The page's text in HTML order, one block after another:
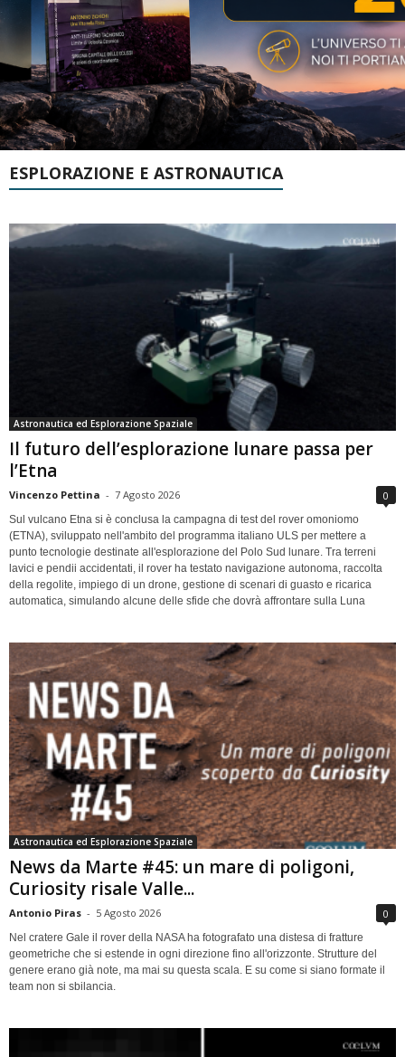
ESPLORAZIONE E ASTRONAUTICA
Astronautica ed Esplorazione Spaziale
Il futuro dell’esplorazione lunare passa per
l’Etna
Vincenzo Pettina - 7 Agosto 2026 0
Sul vulcano Etna si è conclusa la campagna di test del rover omoniomo
(ETNA), sviluppato nell'ambito del programma italiano ULS per mettere a
punto tecnologie destinate all'esplorazione del Polo Sud lunare. Tra terreni
lavici e pendii accidentati, il rover ha testato navigazione autonoma, raccolta
della regolite, impiego di un drone, gestione di scenari di guasto e ricarica
automatica, simulando alcune delle sfide che dovrà affrontare sulla Luna
Astronautica ed Esplorazione Spaziale
News da Marte #45: un mare di poligoni,
Curiosity risale Valle...
Antonio Piras - 5 Agosto 2026 0
Nel cratere Gale il rover della NASA ha fotografato una distesa di fratture
geometriche che si estende in ogni direzione fino all'orizzonte. Strutture del
genere erano già note, ma mai su questa scala. E su come si siano formate il
team non si sbilancia.